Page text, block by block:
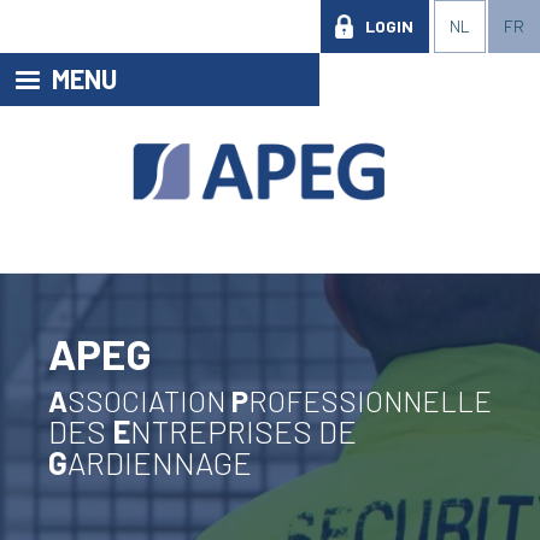
NL FR
LOGIN
MENU
APEG
ASSOCIATION PROFESSIONNELLE
DES ENTREPRISES DE
GARDIENNAGE